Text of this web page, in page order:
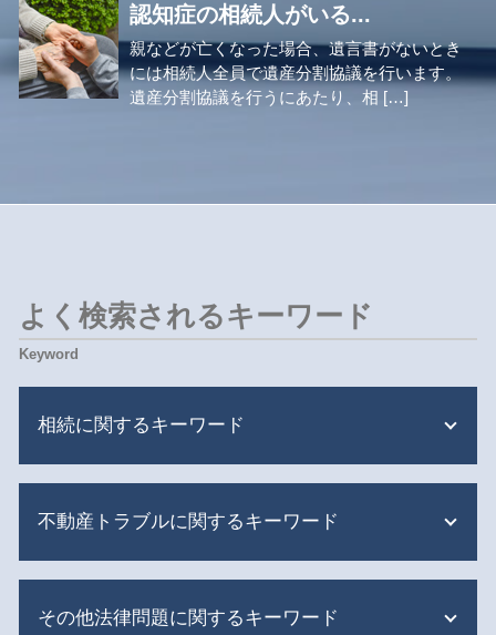
認知症の相続人がいる...
親などが亡くなった場合、遺言書がないとき
には相続人全員で遺産分割協議を行います。
遺産分割協議を行うにあたり、相 […]
よく検索されるキーワード
相続に関するキーワード
遺留分侵害額請求 時効
遺産分割 姉
遺産分割 アパート
不動産トラブルに関するキーワード
隣人トラブル 強制退去
その他法律問題に関するキーワード